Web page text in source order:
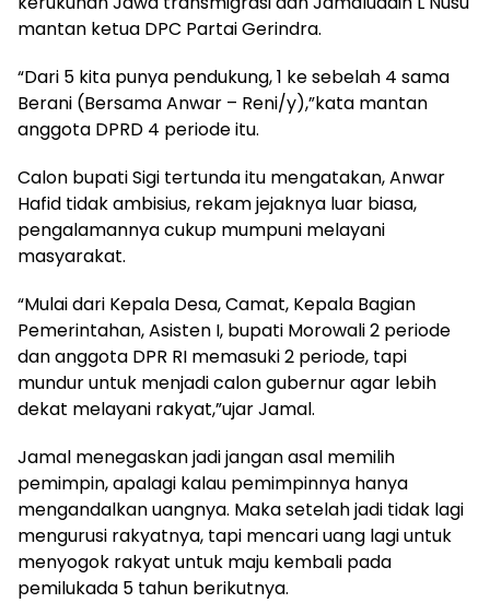
mantan ketua DPC Partai Gerindra.
“Dari 5 kita punya pendukung, 1 ke sebelah 4 sama
Berani (Bersama Anwar – Reni/y),”kata mantan
anggota DPRD 4 periode itu.
Calon bupati Sigi tertunda itu mengatakan, Anwar
Hafid tidak ambisius, rekam jejaknya luar biasa,
pengalamannya cukup mumpuni melayani
masyarakat.
“Mulai dari Kepala Desa, Camat, Kepala Bagian
Pemerintahan, Asisten I, bupati Morowali 2 periode
dan anggota DPR RI memasuki 2 periode, tapi
mundur untuk menjadi calon gubernur agar lebih
dekat melayani rakyat,”ujar Jamal.
Jamal menegaskan jadi jangan asal memilih
pemimpin, apalagi kalau pemimpinnya hanya
mengandalkan uangnya. Maka setelah jadi tidak lagi
mengurusi rakyatnya, tapi mencari uang lagi untuk
menyogok rakyat untuk maju kembali pada
pemilukada 5 tahun berikutnya.